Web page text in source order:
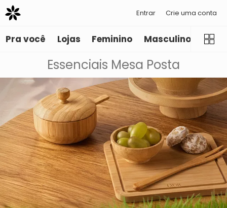
Entrar Crie uma conta
Pra você Lojas Feminino Masculino
Essenciais Mesa Posta